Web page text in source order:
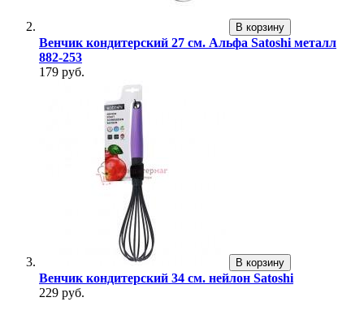
В корзину
Венчик кондитерский 27 см. Альфа Satoshi металл
882-253
179 руб.
В корзину
Венчик кондитерский 34 см. нейлон Satoshi
229 руб.